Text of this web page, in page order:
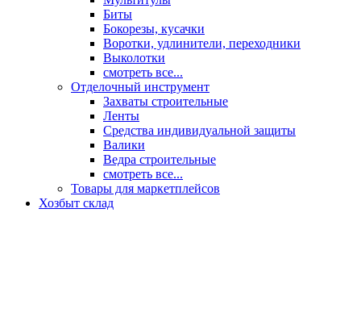
Биты
Бокорезы, кусачки
Воротки, удлинители, переходники
Выколотки
смотреть все...
Отделочный инструмент
Захваты строительные
Ленты
Средства индивидуальной защиты
Валики
Ведра строительные
смотреть все...
Товары для маркетплейсов
Хозбыт склад